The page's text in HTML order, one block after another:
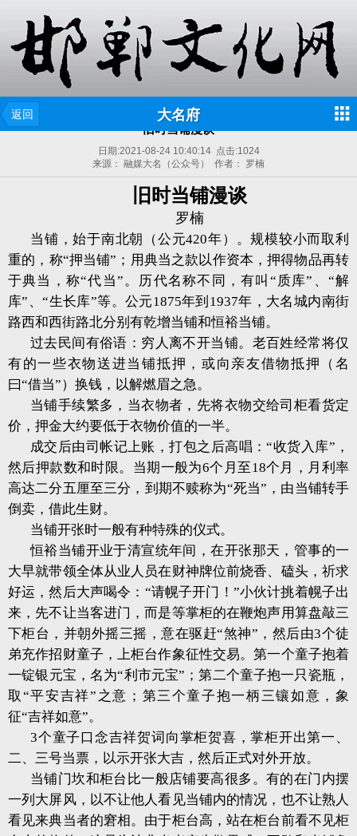
返回 大名府
旧时当铺漫谈
日期:2021-08-24 10:40:14点击:1024
来源： 融媒大名（公众号） 作者： 罗楠
旧时当铺漫谈
罗楠
当铺，始于南北朝（公元420年）。规模较小而取利
重的，称“押当铺”；用典当之款以作资本，押得物品再转
于典当，称“代当”。历代名称不同，有叫“质库”、“解
库”、“生长库”等。公元1875年到1937年，大名城内南街
路西和西街路北分别有乾增当铺和恒裕当铺。
过去民间有俗语：穷人离不开当铺。老百姓经常将仅
有的一些衣物送进当铺抵押，或向亲友借物抵押（名
曰“借当”）换钱，以解燃眉之急。
当铺手续繁多，当衣物者，先将衣物交给司柜看货定
价，押金大约要低于衣物价值的一半。
成交后由司帐记上账，打包之后高唱：“收货入库”，
然后押款数和时限。当期一般为6个月至18个月，月利率
高达二分五厘至三分，到期不赎称为“死当”，由当铺转手
倒卖，借此生财。
当铺开张时一般有种特殊的仪式。
恒裕当铺开业于清宣统年间，在开张那天，管事的一
大早就带领全体从业人员在财神牌位前烧香、磕头，祈求
好运，然后大声喝令：“请幌子开门！”小伙计挑着幌子出
来，先不让当客进门，而是等掌柜的在鞭炮声用算盘敲三
下柜台，并朝外摇三摇，意在驱赶“煞神”，然后由3个徒
弟充作招财童子，上柜台作象征性交易。第一个童子抱着
一锭银元宝，名为“利市元宝”；第二个童子抱一只瓷瓶，
取“平安吉祥”之意；第三个童子抱一柄三镶如意，象
征“吉祥如意”。
3个童子口念吉祥贺词向掌柜贺喜，掌柜开出第一、
二、三号当票，以示开张大吉，然后正式对外开放。
当铺门坎和柜台比一般店铺要高很多。有的在门内摆
一列大屏风，以不让他人看见当铺内的情况，也不让熟人
看见来典当者的窘相。由于柜台高，站在柜台前看不见柜